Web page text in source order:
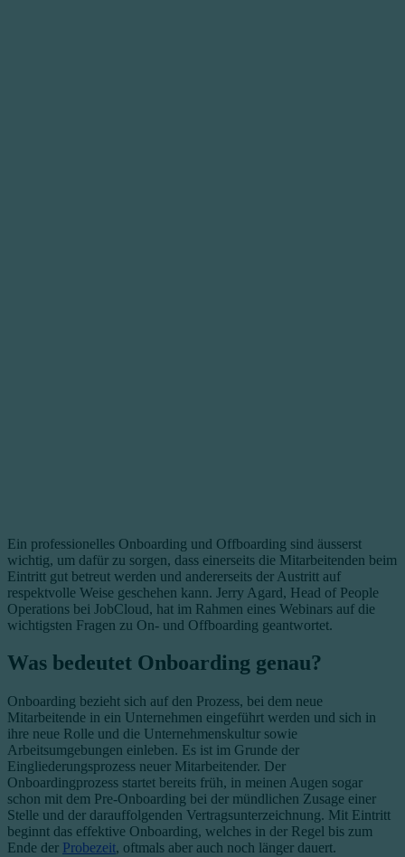
Ein professionelles Onboarding und Offboarding sind äusserst
wichtig, um dafür zu sorgen, dass einerseits die Mitarbeitenden beim
Eintritt gut betreut werden und andererseits der Austritt auf
respektvolle Weise geschehen kann. Jerry Agard, Head of People
Operations bei JobCloud, hat im Rahmen eines Webinars auf die
wichtigsten Fragen zu On- und Offboarding geantwortet.
Was bedeutet Onboarding genau?
Onboarding bezieht sich auf den Prozess, bei dem neue
Mitarbeitende in ein Unternehmen eingeführt werden und sich in
ihre neue Rolle und die Unternehmenskultur sowie
Arbeitsumgebungen einleben. Es ist im Grunde der
Eingliederungsprozess neuer Mitarbeitender. Der
Onboardingprozess startet bereits früh, in meinen Augen sogar
schon mit dem Pre-Onboarding bei der mündlichen Zusage einer
Stelle und der darauffolgenden Vertragsunterzeichnung. Mit Eintritt
beginnt das effektive Onboarding, welches in der Regel bis zum
Ende der Probezeit, oftmals aber auch noch länger dauert.